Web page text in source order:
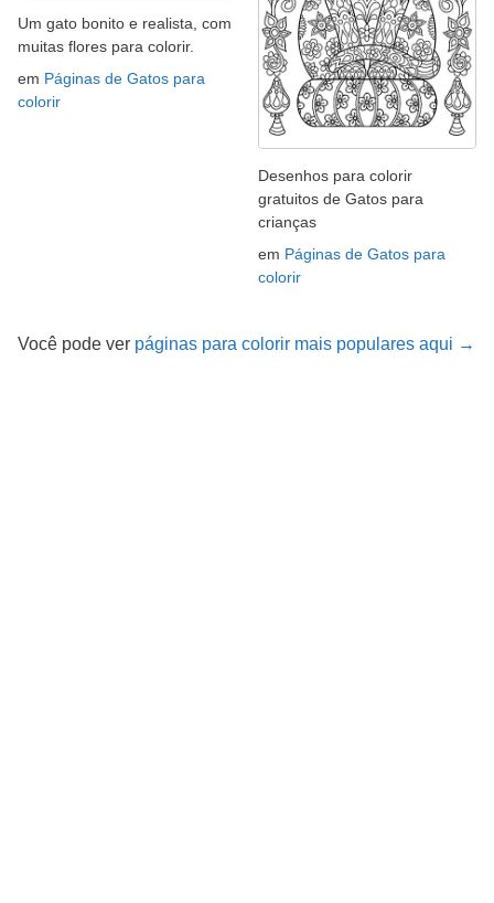
Um gato bonito e realista, com
muitas flores para colorir.
em Páginas de Gatos para
colorir
Desenhos para colorir
gratuitos de Gatos para
crianças
em Páginas de Gatos para
colorir
Você pode ver páginas para colorir mais populares aqui →